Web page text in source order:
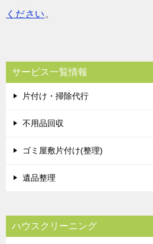
ください 。
サービス一覧情報
片付け・掃除代行
不用品回収
ゴミ屋敷片付け(整理)
遺品整理
ハウスクリーニング